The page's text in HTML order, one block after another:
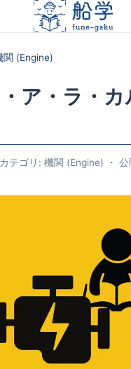
関 (Engine)
ア・ラ・
テゴリ: 機関 (Engine) ・